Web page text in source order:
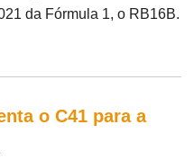
da Fórmula 1, o RB16B.
o C41 para a